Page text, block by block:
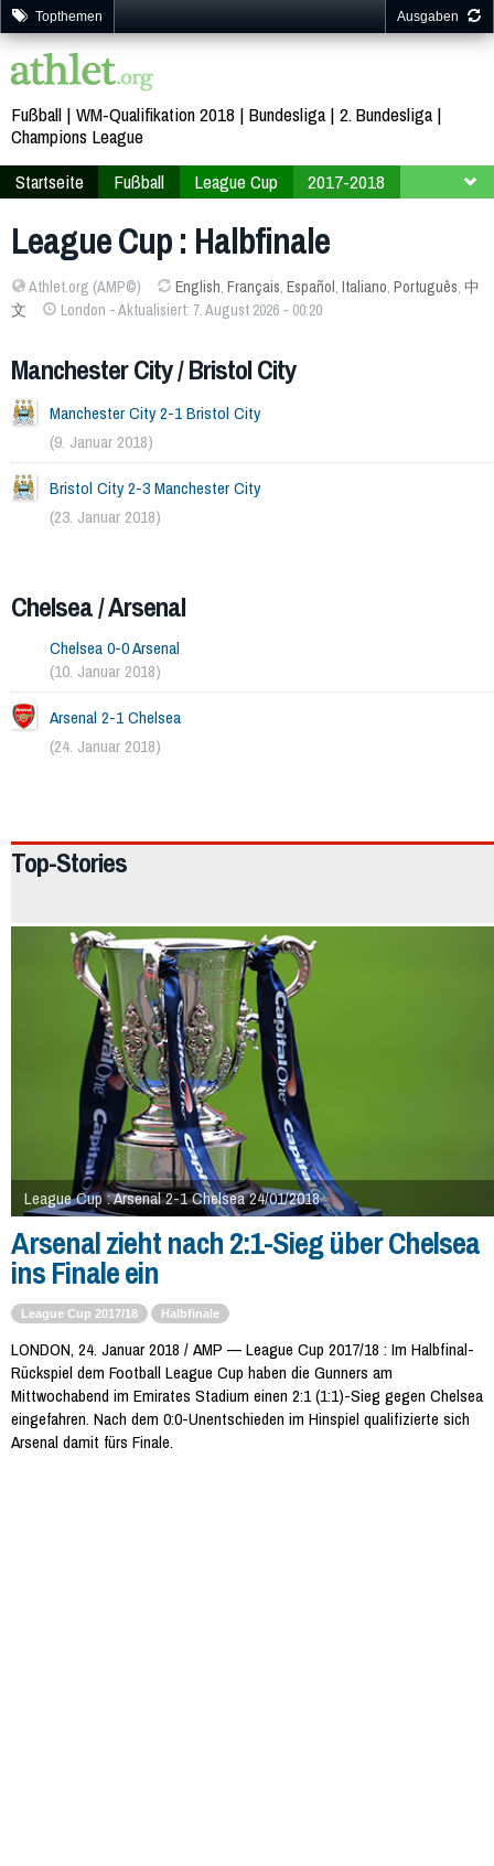
Topthemen Ausgaben
Fußball WM-Qualifikation 2018 Bundesliga 2. Bundesliga
Champions League
Startseite
Fußball League Cup
2017-2018
League Cup : Halbfinale
Athlet.org (AMP©) English, Français, Español, Italiano, Português, 中
文
London - Aktualisiert: 7. August 2026 - 00:20
Manchester City / Bristol City
Manchester City 2-1 Bristol City
(9. Januar 2018)
Bristol City 2-3 Manchester City
(23. Januar 2018)
Chelsea / Arsenal
Chelsea 0-0 Arsenal
(10. Januar 2018)
Arsenal 2-1 Chelsea
(24. Januar 2018)
Top-Stories
League Cup : Arsenal 2-1 Chelsea 24/01/2018
Arsenal zieht nach 2:1-Sieg über Chelsea
ins Finale ein
League Cup 2017/18 Halbfinale
LONDON, 24. Januar 2018 / AMP — League Cup 2017/18 : Im Halbfinal-
Rückspiel dem Football League Cup haben die Gunners am
Mittwochabend im Emirates Stadium einen 2:1 (1:1)-Sieg gegen Chelsea
eingefahren. Nach dem 0:0-Unentschieden im Hinspiel qualifizierte sich
Arsenal damit fürs Finale.